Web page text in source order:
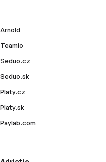
Arnold
Teamio
Seduo.cz
Seduo.sk
Platy.cz
Platy.sk
Paylab.com